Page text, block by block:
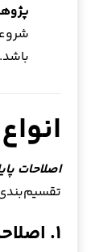
باشد.
اصلاحات
۱. اصلاحات محتوایی